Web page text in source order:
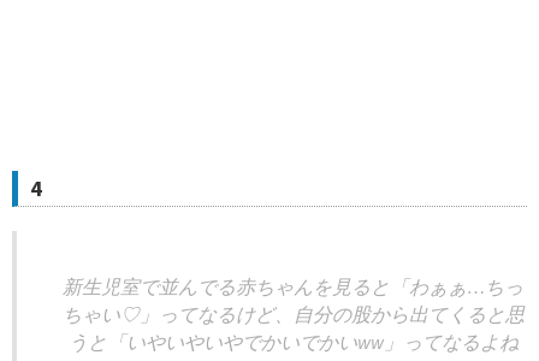
4
新生児室で並んでる赤ちゃんを見ると「わぁぁ…ちっ
ちゃい♡」ってなるけど、自分の股から出てくると思
うと「いやいやいやでかいでかいww」ってなるよね